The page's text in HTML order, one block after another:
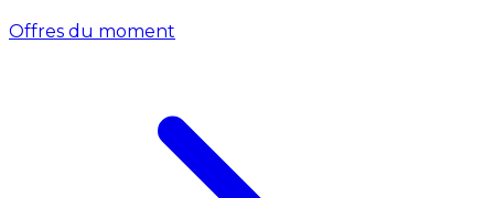
Offres du moment